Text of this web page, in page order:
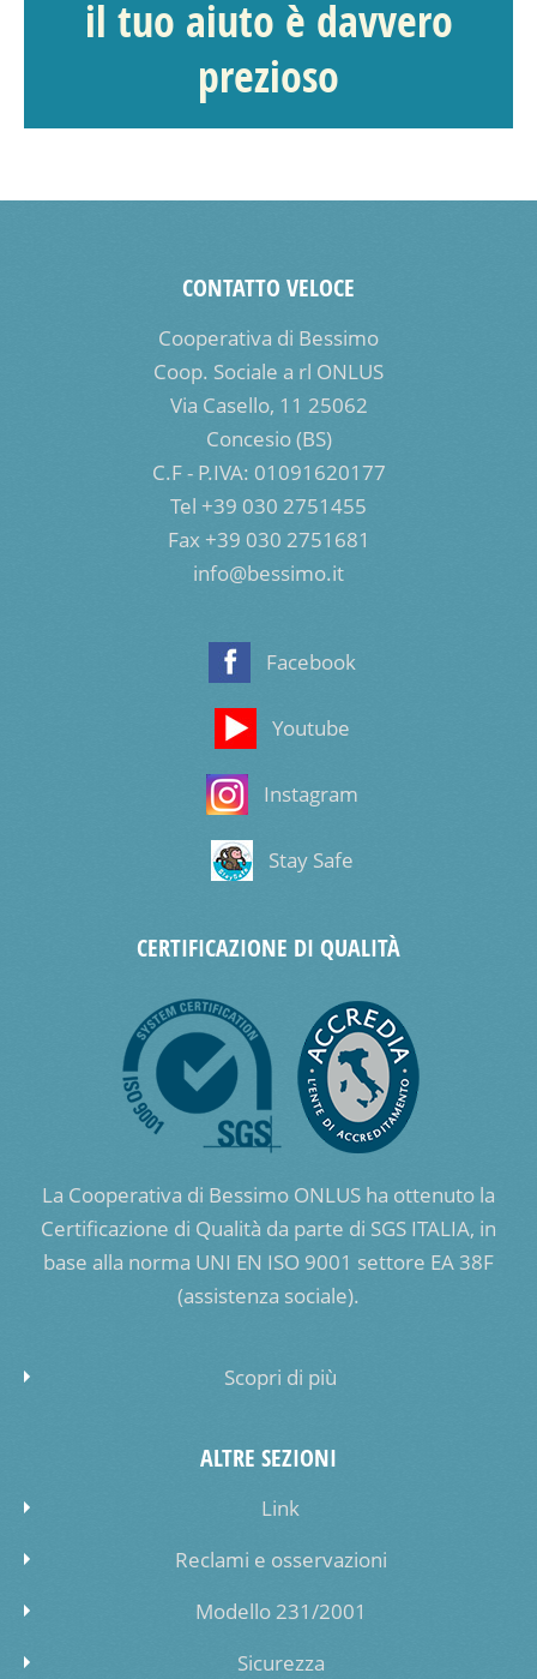
il tuo aiuto è davvero
prezioso
CONTATTO VELOCE
Cooperativa di Bessimo
Coop. Sociale a rl ONLUS
Via Casello, 11 25062
Concesio (BS)
C.F - P.IVA: 01091620177
Tel +39 030 2751455
Fax +39 030 2751681
info@bessimo.it
Facebook
Youtube
Instagram
Stay Safe
CERTIFICAZIONE DI QUALITÀ
La Cooperativa di Bessimo ONLUS ha ottenuto la
Certificazione di Qualità da parte di SGS ITALIA, in
base alla norma UNI EN ISO 9001 settore EA 38F
(assistenza sociale).
Scopri di più
ALTRE SEZIONI
Link
Reclami e osservazioni
Modello 231/2001
Sicurezza